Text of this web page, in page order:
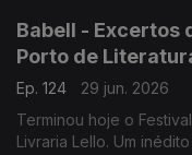
Babell - Excertos
Porto de
Ep. 124
29 jun. 2026
Terminou hoje o
Livraria Lello. Um